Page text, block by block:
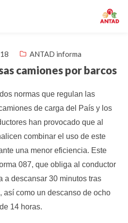
ANTAD informa
camiones por barcos
normas que regulan las
de carga del País y los
han provocado que al
combinar el uso de este
una menor eficiencia. Este
087, que obliga al conductor
a descansar 30 minutos tras
así como un descanso de ocho
14 horas.